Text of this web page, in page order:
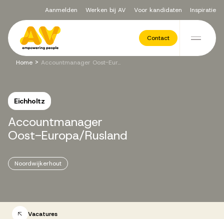
Ga naar de inhoud
Aanmelden Werken bij AV Voor kandidaten Inspiratie
Contact
Voor opdrachtgevers
Executive Search
Vacatures
Home > Accountmanager Oost-Europa/Rusland
Eichholtz
Accountmanager
Oost-Europa/Rusland
Noordwijkerhout
Vacatures